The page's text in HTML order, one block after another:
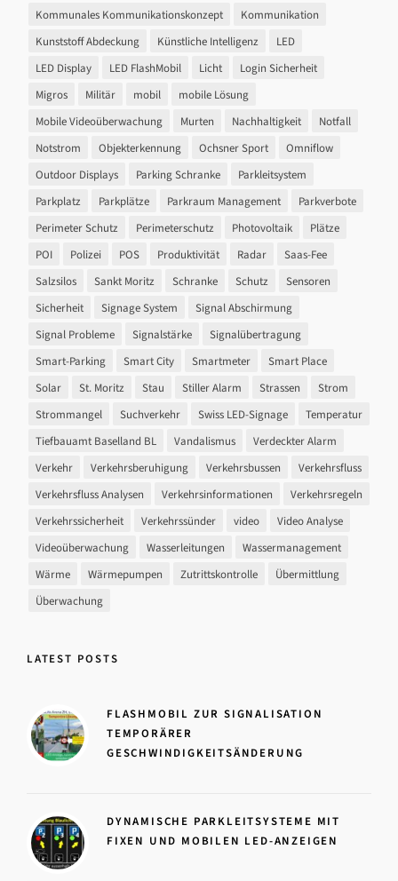
Kommunales Kommunikationskonzept
Kommunikation
Kunststoff Abdeckung
Künstliche Intelligenz
LED
LED Display
LED FlashMobil Licht
Login Sicherheit
Migros
Militär mobil
mobile Lösung
Mobile Videoüberwachung
Murten Nachhaltigkeit
Notfall
Notstrom
Objekterkennung Ochsner Sport
Omniflow
Outdoor Displays
Parking Schranke
Parkleitsystem
Parkplatz
Parkplätze Parkraum Management
Parkverbote
Perimeter Schutz
Perimeterschutz Photovoltaik
Plätze
POI
Polizei POS Produktivität Radar
Saas-Fee
Salzsilos
Sankt Moritz Schranke Schutz
Sensoren
Sicherheit
Signage System
Signal Abschirmung
Signal Probleme
Signalstärke
Signalübertragung
Smart-Parking
Smart City Smartmeter
Smart Place
Solar
St. Moritz Stau Stiller Alarm Strassen
Strom
Strommangel
Suchverkehr Swiss LED-Signage
Temperatur
Tiefbauamt Baselland BL
Vandalismus
Verdeckter Alarm
Verkehr
Verkehrsberuhigung Verkehrsbussen
Verkehrsfluss
Verkehrsfluss Analysen
Verkehrsinformationen
Verkehrsregeln
Verkehrssicherheit
Verkehrssünder video
Video Analyse
Videoüberwachung
Wasserleitungen
Wassermanagement
Wärme
Wärmepumpen Zutrittskontrolle
Übermittlung
Überwachung
LATEST POSTS
FLASHMOBIL ZUR SIGNALISATION
TEMPORÄRER
GESCHWINDIGKEITSÄNDERUNG
DYNAMISCHE PARKLEITSYSTEME MIT
FIXEN UND MOBILEN LED-ANZEIGEN